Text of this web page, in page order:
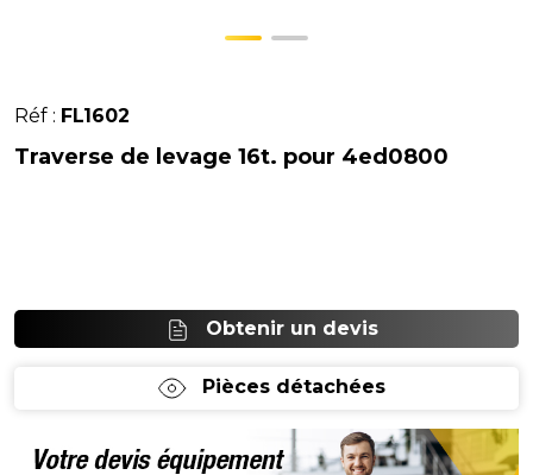
Réf : FL1602
Traverse de levage 16t. pour 4ed0800
Obtenir un devis
Pièces détachées